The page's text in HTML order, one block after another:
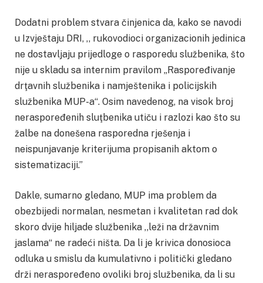
Dodatni problem stvara činjenica da, kako se navodi
u Izvještaju DRI, ,, rukovodioci organizacionih jedinica
ne dostavljaju prijedloge o rasporedu službenika, što
nije u skladu sa internim pravilom „Raspoređivanje
drţavnih službenika i namještenika i policijskih
službenika MUP-a“. Osim navedenog, na visok broj
neraspoređenih sluţbenika utiču i razlozi kao što su
žalbe na donešena rasporedna rješenja i
neispunjavanje kriterijuma propisanih aktom o
sistematizaciji.’’
Dakle, sumarno gledano, MUP ima problem da
obezbijedi normalan, nesmetan i kvalitetan rad dok
skoro dvije hiljade službenika ,,leži na državnim
jaslama“ ne radeći ništa. Da li je krivica donosioca
odluka u smislu da kumulativno i politički gledano
drži neraspoređeno ovoliki broj službenika, da li su